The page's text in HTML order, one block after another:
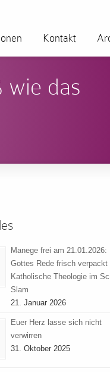
Kontakt
wie das
Manege frei am 21.01.2026:
Gottes Rede frisch verpackt
Katholische Theologie im
Slam
21. Januar 2026
Euer Herz lasse sich nicht
verwirren
31. Oktober 2025